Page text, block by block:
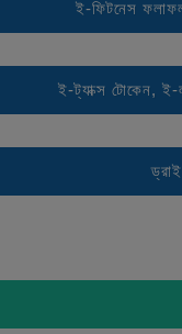
ই-ফিটনেস
ই-ট্যাক্স টোকেন, ই-